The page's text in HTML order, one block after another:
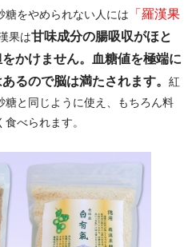
糖をやめられない人には
「羅漢果
果は甘味成分の腸吸収がほと
かけません。血糖値を極端に
あるので脳は満たされます。紅
糖と同じように使え、もちろん料
べられます。